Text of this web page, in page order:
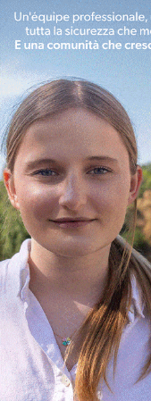
Reggello, i
opposizione: “La
2026 resta più alta
quella del 2022”
Politica 8 Agosto 2026
Ultime Calcio